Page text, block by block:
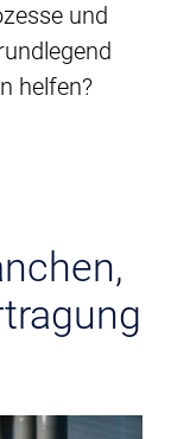
und
helfen?